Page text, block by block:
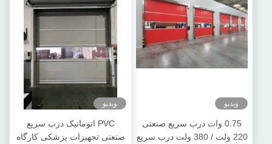
ویدیو
0.75 وات درب سریع صنعتی
220 ولت / 380 ولت درب سریع
ویدیو
PVC اتوماتیک درب سریع
صنعتی تجهیزات پزشکی کارگاه